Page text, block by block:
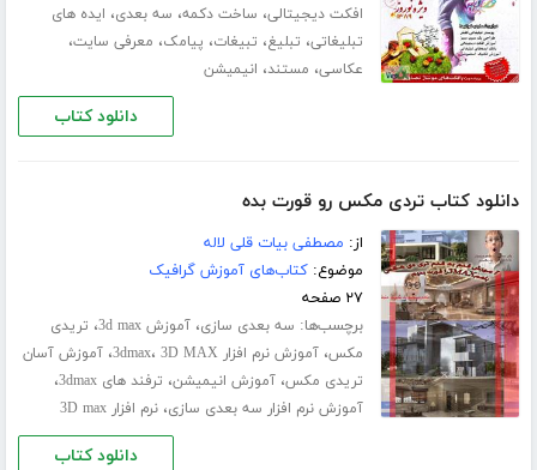
افکت دیجیتالی، ساخت دکمه، سه بعدی، ایده های
تبلیغاتی، تبلیغ، تبیغات، پیامک، معرفی سایت،
عکاسی، مستند، انیمیشن
دانلود کتاب
دانلود کتاب تردی مکس رو قورت بده
از: مصطفی بیات قلی لاله
موضوع:کتاب‌های آموزش گرافیک
۲۷ صفحه
برچسب‌ها: سه بعدی سازی،آموزش 3d max ، تریدی
مکس،آموزش نرم افزار 3dmax ، 3D MAX ،آموزش آسان
تریدی مکس،آموزش انیمیشن، ترفند های 3dmax ،
آموزش نرم افزار سه بعدی سازی،نرم افزار 3D max
دانلود کتاب